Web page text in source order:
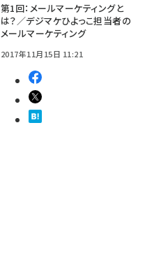
第1回：メールマーケティングと
は？／デジマケひよっこ担当者の
メールマーケティング
2017年11月15日 11:21